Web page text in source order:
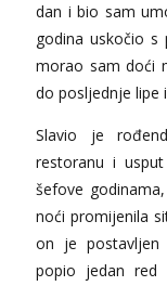
Zara
Tel:
Mira
dan i bio sam
godina uskočio s
morao sam doći
do posljednje lipe
Slavio je
restoranu i
šefove
noći promijenila
on je postavljen
popio jedan